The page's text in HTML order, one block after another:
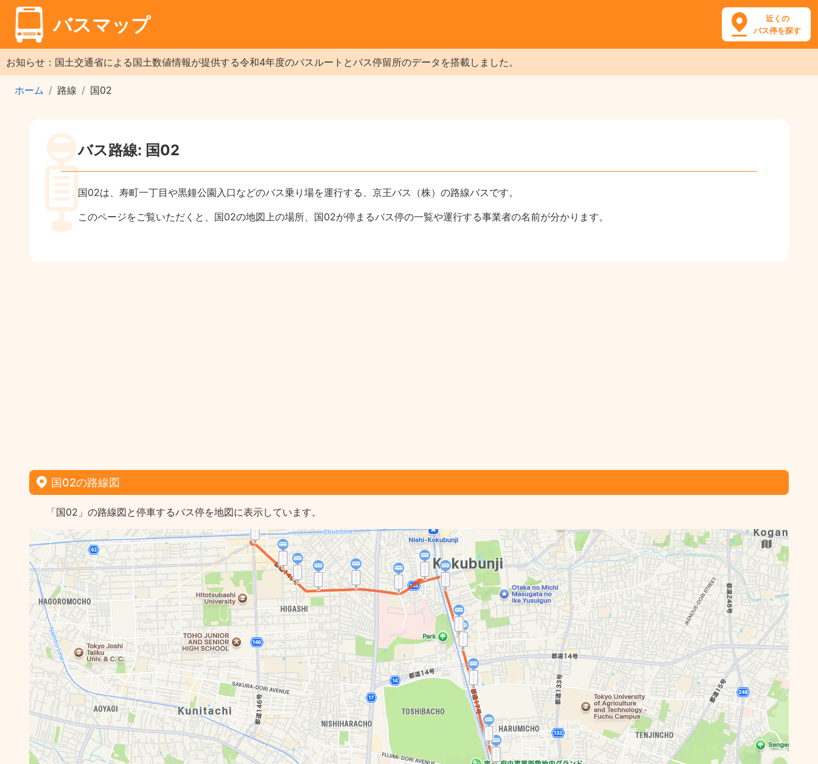
バスマップ
近くの
バス停を探す
お知らせ：国土交通省による国土数値情報が提供する令和4年度のバスルートとバス停留所のデータを搭載しました。
ホーム 路線 国02
バス路線: 国02
国02は、寿町一丁目や黒鐘公園入口などのバス乗り場を運行する、京王バス（株）の路線バスです。
このページをご覧いただくと、国02の地図上の場所、国02が停まるバス停の一覧や運行する事業者の名前が分かります。
国02の路線図
「国02」の路線図と停車するバス停を地図に表示しています。